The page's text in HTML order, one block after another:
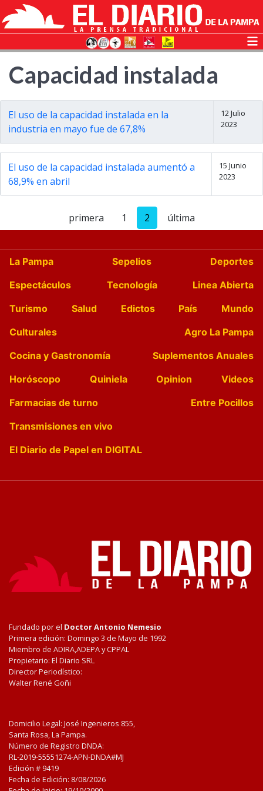
Capacidad instalada
El uso de la capacidad instalada en la
industria en mayo fue de 67,8%
12 Julio
2023
El uso de la capacidad instalada aumentó a
68,9% en abril
15 Junio
2023
primera 1 2 última
La Pampa Sepelios
Deportes
Espectáculos
Tecnología
Linea Abierta
Turismo
Salud Edictos País
Mundo
Culturales
Agro La Pampa
Cocina y Gastronomía
Suplementos Anuales
Horóscopo
Quiniela Opinion
Videos
Farmacias de turno
Entre Pocillos
Transmisiones en vivo
El Diario de Papel en DIGITAL
Fundado por el Doctor Antonio Nemesio
Primera edición: Domingo 3 de Mayo de 1992
Miembro de ADIRA,ADEPA y CPPAL
Propietario: El Diario SRL
Director Periodístico:
Walter René Goñi
Domicilio Legal: José Ingenieros 855,
Santa Rosa, La Pampa.
Número de Registro DNDA:
RL-2019-55551274-APN-DNDA#MJ
Edición # 9419
Fecha de Edición: 8/08/2026